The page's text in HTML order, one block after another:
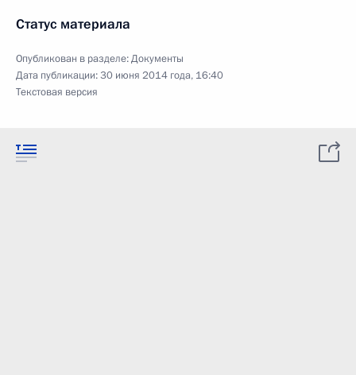
Статус материала
Опубликован в разделе:Документы
Дата публикации:30 июня 2014 года, 16:40
Текстовая версия